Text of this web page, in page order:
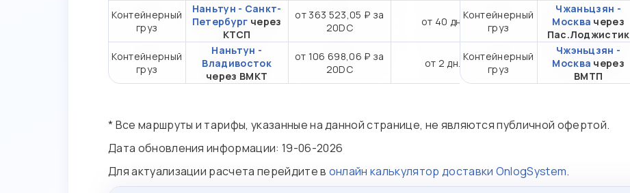
Контейнерный
груз
Наньтун - Санкт-
Петербург через
КТСП
от 363 523,05 ₽ за
20DC
от 40 дн.
Контейнерный
груз
Наньтун -
Владивосток
через ВМКТ
от 106 698,06 ₽ за
20DC
от 2 дн.
Контейнерный
груз
Чжаньцзян -
Москва через
Пас.Лоджистик
Контейнерный
груз
Чжэньцзян -
Москва через
ВМТП
* Все маршруты и тарифы, указанные на данной странице, не являются публичной офертой.
Дата обновления информации: 19-06-2026
Для актуализации расчета перейдите в онлайн калькулятор доставки OnlogSystem.